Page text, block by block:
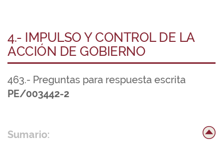
4.- IMPULSO Y CONTROL DE LA
ACCIÓN DE GOBIERNO
463.- Preguntas para respuesta escrita
PE/003442-2
Sumario: